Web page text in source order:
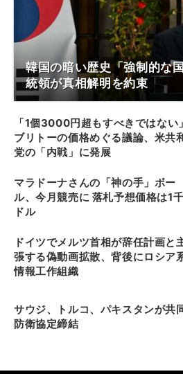
韓国の暗い歴史「強制的な
統領が真相解明を約束
「1個3000円超もすべきではない」
ブリトーの価格めぐる議論、米共
党の「内戦」に発展
マラドーナさんの「神の手」ボー
ル、今月競売に 落札予想価格は1
ドル
ドイツでメルツ首相が辞任計画と
張する偽動画拡散、背後にロシア
情報工作組織
サウジ、トルコ、パキスタンが共
防衛協定締結